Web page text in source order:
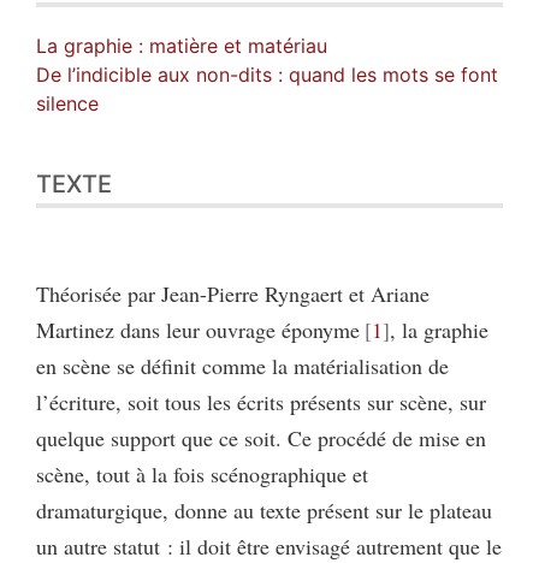
La graphie : matière et matériau
De l’indicible aux non-dits : quand les mots se font
silence
TEXTE
Théorisée par Jean-Pierre Ryngaert et Ariane
Martinez dans leur ouvrage éponyme 1 , la graphie
en scène se définit comme la matérialisation de
l’écriture, soit tous les écrits présents sur scène, sur
quelque support que ce soit. Ce procédé de mise en
scène, tout à la fois scénographique et
dramaturgique, donne au texte présent sur le plateau
un autre statut : il doit être envisagé autrement que le